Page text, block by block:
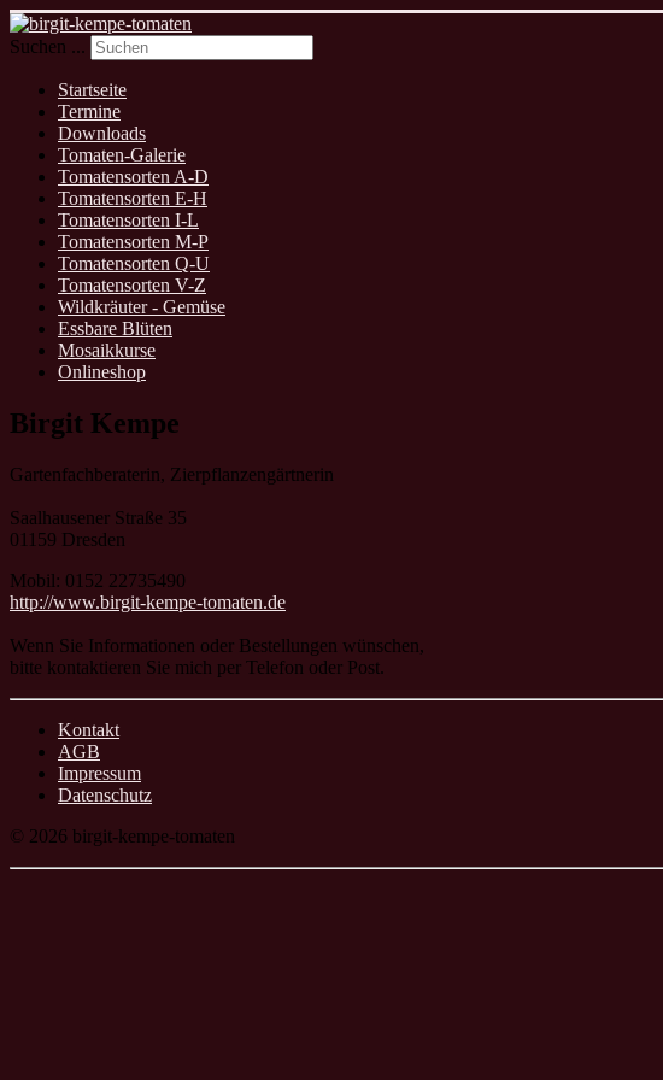
Suchen ...
Startseite
Termine
Downloads
Tomaten-Galerie
Tomatensorten A-D
Tomatensorten E-H
Tomatensorten I-L
Tomatensorten M-P
Tomatensorten Q-U
Tomatensorten V-Z
Wildkräuter - Gemüse
Essbare Blüten
Mosaikkurse
Onlineshop
Birgit Kempe
Gartenfachberaterin, Zierpflanzengärtnerin
Saalhausener Straße 35
01159 Dresden
Mobil: 0152 22735490
http://www.birgit-kempe-tomaten.de
Wenn Sie Informationen oder Bestellungen wünschen,
bitte kontaktieren Sie mich per Telefon oder Post.
Kontakt
AGB
Impressum
Datenschutz
© 2026 birgit-kempe-tomaten